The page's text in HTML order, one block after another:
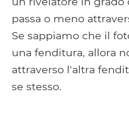
passa o meno
Se sappiamo che il
una fenditura, allora
attraverso l'altra
se stesso.